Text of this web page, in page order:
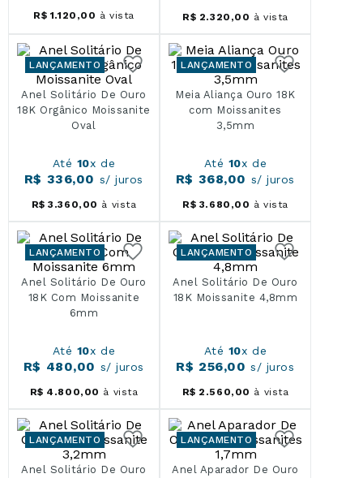
R$ 1.120 ,00 à vista R$ 2.320 ,00 à vista
LANÇAMENTO
Anel Solitário De Ouro
18K Orgânico Moissanite
Oval
Até 10x de
R$ 336,00 s/ juros
R$ 3 .360, 00 à vista
LANÇAMENTO
Meia Aliança Ouro 18K
com Moissanites
3,5mm
Até 10x de
R$ 368,00 s/ juros
R$ 3. 680 ,00 à vista
LANÇAMENTO
Anel Solitário De Ouro
18K Com Moissanite
6mm
Até 10x de
R$ 480,00 s/ juros
R$ 4 .800, 00 à vista
LANÇAMENTO
Anel Solitário De Ouro
18K Moissanite 4,8mm
Até 10x de
R$ 256,00 s/ juros
R$ 2 .560, 00 à vista
LANÇAMENTO
Anel Solitário De Ouro
LANÇAMENTO
Anel Aparador De Ouro